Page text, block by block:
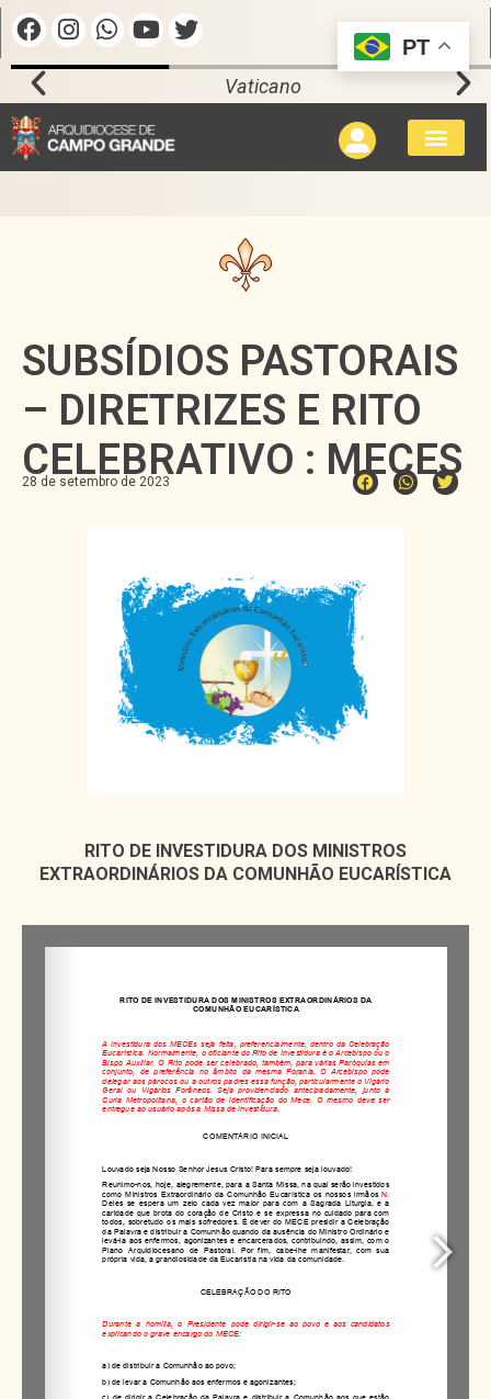
Vaticano
SUBSÍDIOS PASTORAIS
– DIRETRIZES E RITO
CELEBRATIVO : MECES
28 de setembro de 2023
RITO DE INVESTIDURA DOS MINISTROS
EXTRAORDINÁRIOS DA COMUNHÃO EUCARÍSTICA
PT